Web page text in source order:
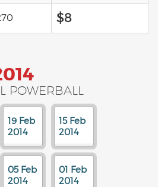
$8
POWERBALL
19 Feb
2014
15 Feb
2014
05 Feb
2014
01 Feb
2014